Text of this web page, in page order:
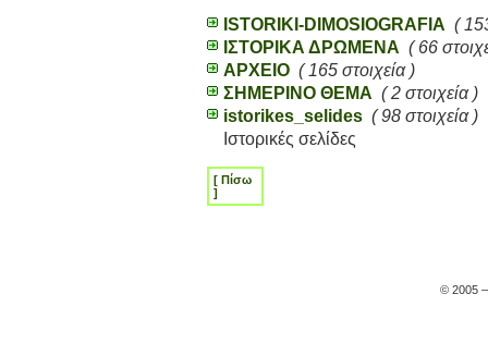
ISTORIKI-DIMOSIOGRAFIA (
ΙΣΤΟΡΙΚΑ ΔΡΩΜΕΝΑ ( 66
ΑΡΧΕΙΟ ( 165 στοιχεία )
ΣΗΜΕΡΙΝΟ ΘΕΜΑ ( 2 στοιχεία )
istorikes_selides ( 98 στοιχεία )
Ιστορικές σελίδες
[ Πίσω
]
© 2005